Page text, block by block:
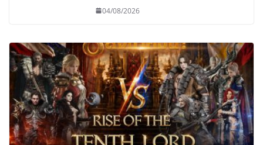
04/08/2026